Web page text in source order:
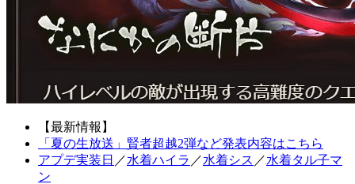
【最新情報】
「夏の生放送」賢者超越2弾など発表内容はこちら
アプデ実装日 ／水着ハイラ ／水着シス ／水着タル子マ
ン